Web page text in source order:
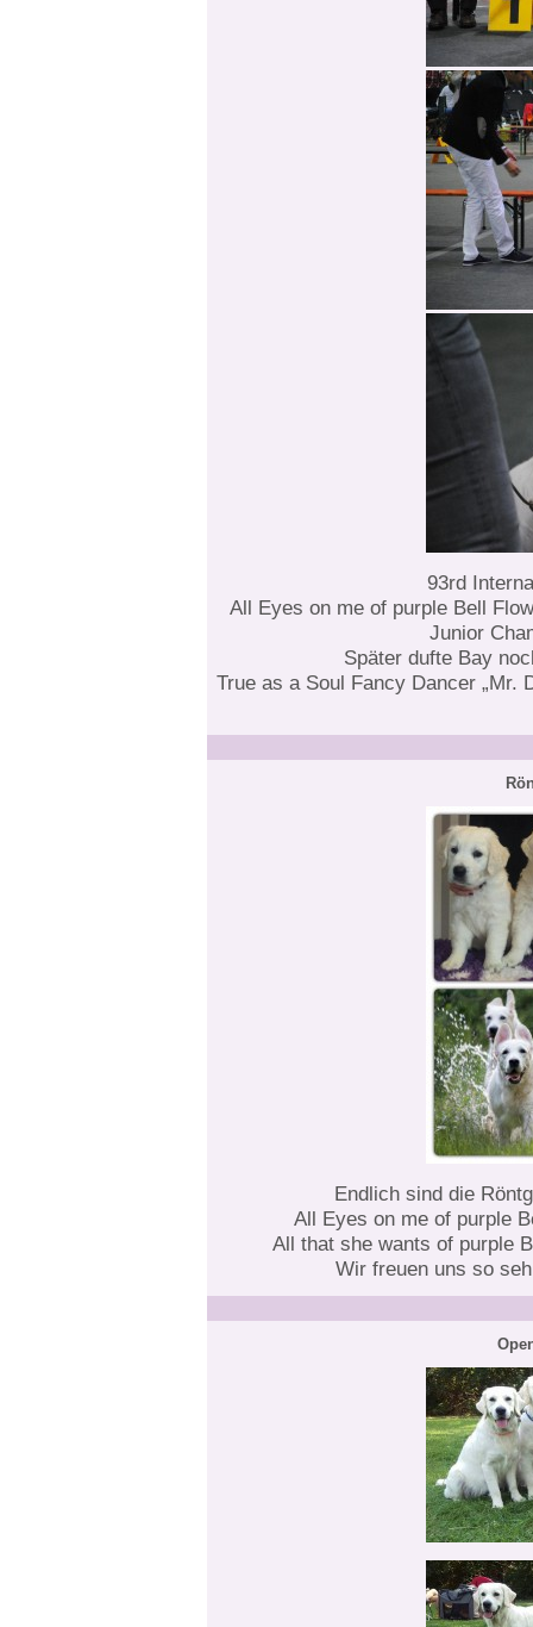
93rd
All Eyes on me of purple Bell
Junior
Später dufte Bay
True as a Soul Fancy Dancer „Mr.
Endlich sind die
All Eyes on me of purple
All that she wants of purple
Wir freuen uns so